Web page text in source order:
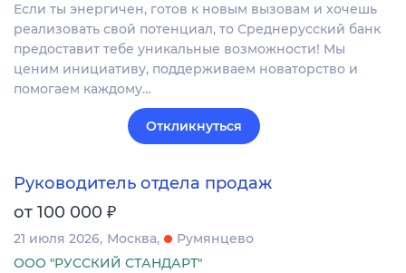
Если ты энергичен, готов к новым вызовам и хочешь
реализовать свой потенциал, то Среднерусский банк
предоставит тебе уникальные возможности! Мы
ценим инициативу, поддерживаем новаторство и
помогаем каждому…
Откликнуться
Руководитель отдела продаж
от 100 000 ₽
21 июля 2026 Москва
Румянцево
ООО "РУССКИЙ СТАНДАРТ"